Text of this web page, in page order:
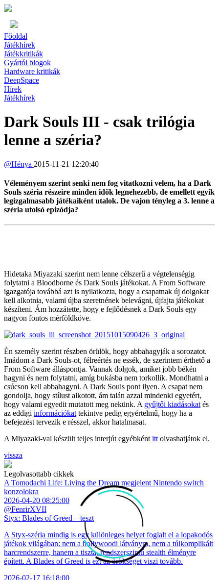
Főoldal
Játékhírek
Játékkritikák
Gyártói blogok
Hardware kritikák
DeepSpace
Hírek
Játékhírek
Dark Souls III - csak trilógia
lenne a széria?
@Hénya 2015-11-21 12:20:40
Véleményem szerint senki nem fog vitatkozni velem, ha a Dark
Souls széria részeire minden idők legnehezebb, de emellett egyik
legizgalmasabb játékaiként utalok. De vajon tényleg a 3. lenne a
széria utolsó epizódja?
Hidetaka Miyazaki szerint nem lenne célszerű a végtelenségig
folytatni a Bloodborne és Dark Souls játékokat. A From Software
igazgatója továbbá azt is nyilatkozta, hogy a csapatnak új dolgokat
kell alkotnia, valami újba szeretnének belevágni, újfajta játékokat
készíteni. Ám hozzátette, hogy e fejlődésnek a Dark Souls egy
nagyon fontos mérföldköve.
Én személy szerint részben örülök, hogy abbahagyják a sorozatot.
Imádom a Dark Souls-ot, félreértés ne essék, de szerintem érthető a
From Software álláspontja. Vannak dolgok, amiket jobb békén
hagyni és nem folytatni, amíg bukásba nem torkollik. Mondhatni a
csúcson kell abbahagyni. A Dark Souls pont ilyen. A csapat nem
gondolja, hogy stílust alkotott, ám talán azzal mindenki egyetért,
hogy valami egyedit mutatott meg nekünk. A gyűjtői kiadásokat és
az eddigi információkat tekintve pedig egyértelmű, hogy ha a
befejezést tervezik e résszel, akkor hatalmasat.
A Miyazaki-val készült teljes interjút egyébként itt olvashatjátok el.
vissza
Legolvasottabb cikkek
A Tomodachi Life: Living the Dream megjelent Nintendo switch
konzolokra
2026-04-20 08:25:00
@FenrirXVII
Styx: Blades of Greed – teszt
A Styx-széria mindig is egy különleges helyet foglalt el a lopakodós
játékok világában: nem a hollywoodi látványra, nem a túlkomplikált
harcrendszerre, hanem a tiszta, rendszerszintű stealth élményre
épített. A Blades of Greed is ezt az örökséget viszi tovább.
2026-02-17 16:18:00